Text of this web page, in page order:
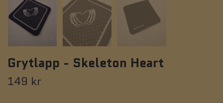
Grytlapp - Skeleton Heart
149 kr